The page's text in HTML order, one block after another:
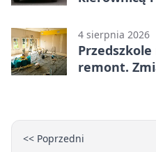
4 sierpnia 2026
remont.
<< Poprzedni